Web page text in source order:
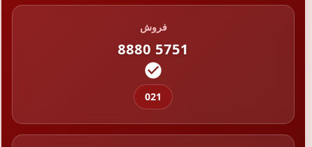
فروش
8880 5751
021